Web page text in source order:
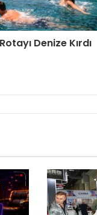
Denize Kırdı